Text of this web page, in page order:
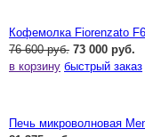
Кофемолка Fiorenzato
76 600 руб. 73 000 руб.
в корзину быстрый заказ
Печь микроволновая